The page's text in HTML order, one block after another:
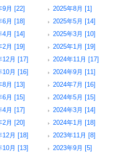
9月 [22]
2025年8月 [1]
6月 [18]
2025年5月 [14]
4月 [14]
2025年3月 [10]
2月 [19]
2025年1月 [19]
12月 [17]
2024年11月 [17]
10月 [16]
2024年9月 [11]
8月 [13]
2024年7月 [16]
6月 [15]
2024年5月 [15]
4月 [17]
2024年3月 [14]
2月 [20]
2024年1月 [18]
12月 [18]
2023年11月 [8]
10月 [13]
2023年9月 [5]